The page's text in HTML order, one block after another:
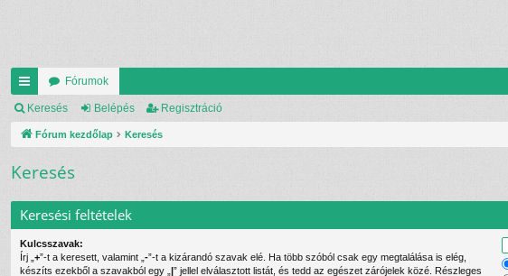
yo
rs
k
Fórumok
Keresés Belépés Regisztráció
Fórum kezdőlap Keresés
Keresés
Keresési feltételek
Kulcsszavak:
Írj „ +”-t a keresett, valamint „ -”-t a kizárandó szavak elé. Ha több szóból csak egy megtalálása is elég,
készíts ezekből a szavakból egy „ |” jellel elválasztott listát, és tedd az egészet zárójelek közé. Részleges